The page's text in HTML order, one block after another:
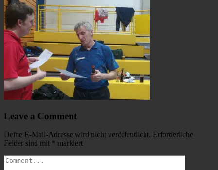
Leave a Comment
Deine E-Mail-Adresse wird nicht veröffentlicht. Erforderliche
Felder sind mit * markiert